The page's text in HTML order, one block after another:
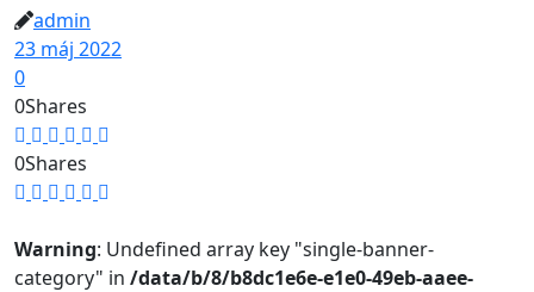
admin
23 máj 2022
0
0Shares
0Shares
Warning: Undefined array key "single-banner-
category" in /data/b/8/b8dc1e6e-e1e0-49eb-aaee-